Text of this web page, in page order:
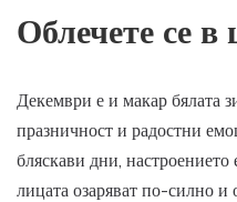
Облечете се в
Декември е и макар бялата
празничност и радостни
бляскави дни,
лицата озаряват по-силно и